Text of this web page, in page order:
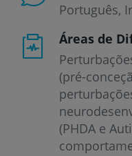
Português
Áreas de
(pré-
(PHDA e